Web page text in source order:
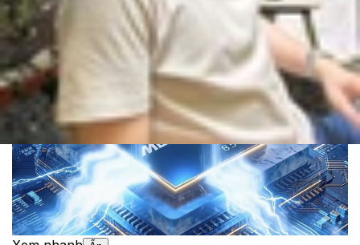
Cập nhật:
05/02/2026
Theo dõi XTMobile trên